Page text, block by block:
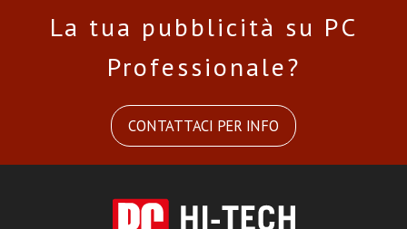
La tua pubblicità su PC
Professionale?
CONTATTACI PER INFO